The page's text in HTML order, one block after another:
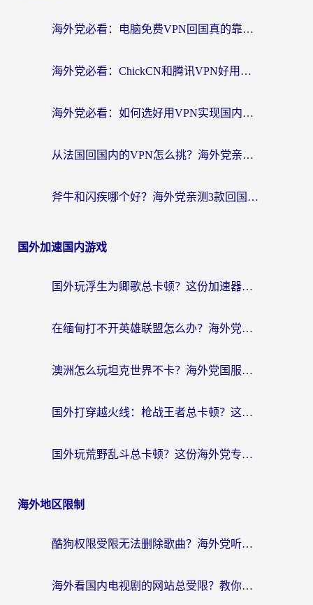
海外党必看：电脑免费VPN回国真的靠谱吗？附实测对比与最优方案指南
海外党必看：ChickCN和腾讯VPN好用吗？3招选对回国加速器，告别地区限制
海外党必看：如何选好用VPN实现国内资源无缝访问？从越南到全球都适用
从法国回国内的VPN怎么挑？海外党亲测：稳定、多端、安全才是关键
斧牛和闪疾哪个好？海外党亲测3款回国加速器，教你选到不踩坑的那一款
国外加速国内游戏
国外玩浮生为卿歌总卡顿？这份加速器选择指南帮你找回丝滑体验
在缅甸打不开英雄联盟怎么办？海外党亲测有效的国服游戏加速指南
澳洲怎么玩坦克世界不卡？海外党国服游戏加速终极指南（附逆战奇妙碰碰车解决方案）
国外打穿越火线：枪战王者总卡顿？这篇加速器推荐下载指南帮你解决延迟难题
国外玩荒野乱斗总卡顿？这份海外党专属的国服游戏加速攻略请收好
海外地区限制
酷狗权限受限无法删除歌曲？海外党听国内音乐的终极解决方案来了
海外看国内电视剧的网站总受限？教你选对回国加速器，轻松追热剧